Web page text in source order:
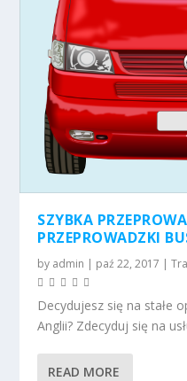
SZYBKA
PRZEPROWADZKI
by admin | paź 22, 2017 |
Decydujesz się na stałe
Anglii? Zdecyduj się na
READ MORE